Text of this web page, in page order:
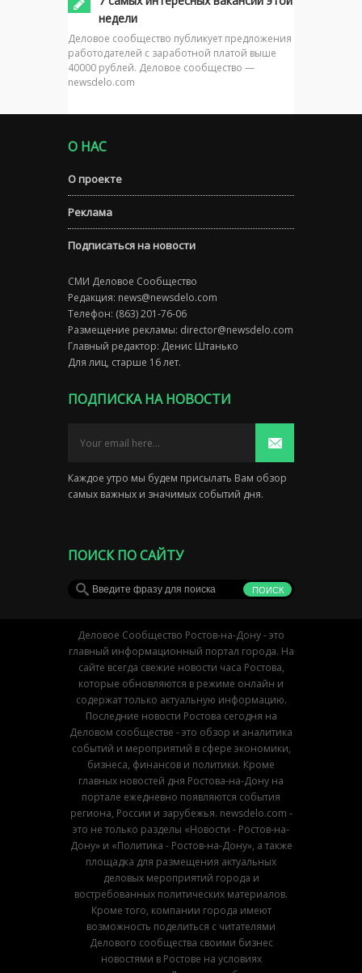
недели
Деловое сообщество публикует предложения
работодателей с заработной платой выше
40000 рублей. Деловое сообщество —
newsdelo.com
О НАС
О проекте
Реклама
Подписаться на новости
СМИ Деловое Сообщество
Редакция: news@newsdelo.com
Телефон: (863) 201-76-06
Размещение рекламы: director@newsdelo.com
Главный редактор: Денис Штанько
Для лиц, старше 16 лет.
ПОДПИСКА НА НОВОСТИ
Каждое утро мы будем присылать Вам обзор
самых важных и значимых событий дня.
ПОИСК ПО САЙТУ
Деловое Сообщество Ростов-на-Дону - это
главный информационный портал города. На
сайте всегда свежие новости часа Ростова,
которые обновляются в режиме онлайн и
содержат только актуальную информацию.
Последние новости Ростова сегодня на
Деловом сообществе - это обзор и аналитика
событий и мероприятий в сфере экономики,
бизнеса, финансов и политики. Кроме
главных новостей дня Ростова-на-Дону на
портале ежедневно появляются события
региона, России и зарубежья. newsdelo.com -
это не только разделы «Новости - Ростов-на-
Дону» и «Политика - Ростов-на-Дону», а также
площадка для размещения актуальных
деловых мероприятий города и
востребованных политических материалов.
Кроме того, компании города имеют
возможность поделиться с читателями
Делового сообщества своими бизнес
новостями в Ростове на условиях